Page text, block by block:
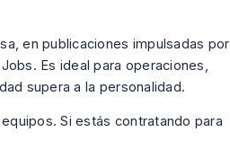
en publicaciones impulsadas por
. Es ideal para operaciones,
supera a la personalidad.
Si estás contratando para